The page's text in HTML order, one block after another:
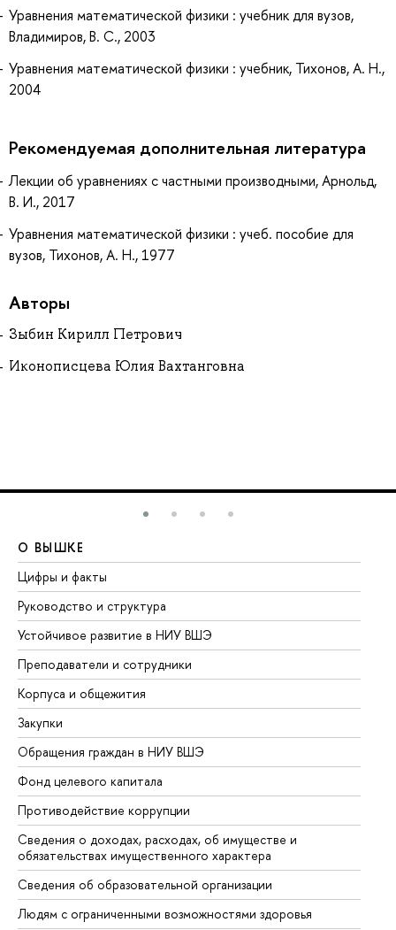
Уравнения математической физики : учебник для вузов,
Владимиров, В. С., 2003
Уравнения математической физики : учебник, Тихонов, А. Н.,
2004
Рекомендуемая дополнительная литература
Лекции об уравнениях с частными производными, Арнольд,
В. И., 2017
Уравнения математической физики : учеб. пособие для
вузов, Тихонов, А. Н., 1977
Авторы
Зыбин Кирилл Петрович
Иконописцева Юлия Вахтанговна
О ВЫШКЕ
Цифры и факты
Руководство и структура
Устойчивое развитие в НИУ ВШЭ
Преподаватели и сотрудники
Корпуса и общежития
Закупки
Обращения граждан в НИУ ВШЭ
Фонд целевого капитала
Противодействие коррупции
Сведения о доходах, расходах, об имуществе и
обязательствах имущественного характера
Сведения об образовательной организации
Людям с ограниченными возможностями здоровья